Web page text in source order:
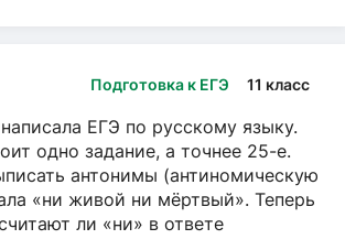
Подготовка к ЕГЭ 11 класс
ЕГЭ по русскому языку.
одно задание, а точнее 25-е.
антонимы (антиномическую
«ни живой ни мёртвый». Теперь
ли «ни» в ответе